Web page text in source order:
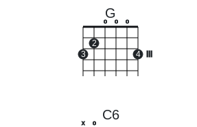
G
3
2
o o o
4
C6
x o